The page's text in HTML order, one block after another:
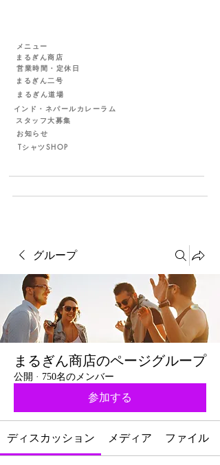
メニュー
まるぎん商店
営業時間・定休日
まるぎん二号
まるぎん道場
インド・ネパールカレーラム
スタッフ大募集
お知らせ
TシャツSHOP
グループ
まるぎん商店のページグループ
公開 · 750名のメンバー
参加する
ディスカッション メディア ファイル